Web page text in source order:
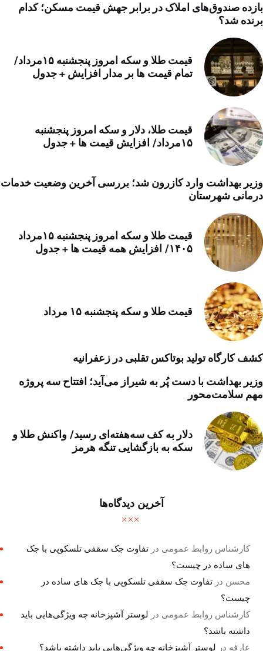
بازده صندوق‌های املاک در برابر جهش قیمت مسکن؛ کدام
برنده شد؟
قیمت طلا و سکه امروز پنجشنبه ۱۵مرداد/
تمام قیمت ها بر مدار افزایش + جدول
قیمت طلا، دلار و سکه امروز پنجشنبه
۱۵مرداد/ افزایش قیمت ها + جدول
وزیر بهداشت وارد کازرون شد؛ بررسی آخرین وضعیت خدمات
درمانی شهرستان
قیمت طلا و سکه امروز پنجشنبه ۱۵مرداد
۱۴۰۵/ افزایش همه قیمت ها + جدول
قیمت طلا و سکه پنجشنبه ۱۵ مرداد
کشف کارگاه تولید بوتاکس تقلبی در زعفرانیه
وزیر بهداشت با دست پُر به شیراز می‌آید؛ افتتاح سه پروژه
مهم سلامت‌محور
دلار به کف سه‌هفته‌ای رسید/ واکنش طلا و
سکه به بازگشایی تنگه هرمز
آخرین دیدگاه‌ها
کارشناس روابط عمومی درتفاوت جک سقفی تلسکوپی با جک
های ساده در چیست؟
محسن درتفاوت جک سقفی تلسکوپی با جک های ساده در
چیست؟
کارشناس روابط عمومی در لوستر آشپزخانه چه ویژگی‌هایی باید
داشته باشد؟
عارفه در لوستر آشپزخانه چه ویژگی‌هایی باید داشته باشد؟